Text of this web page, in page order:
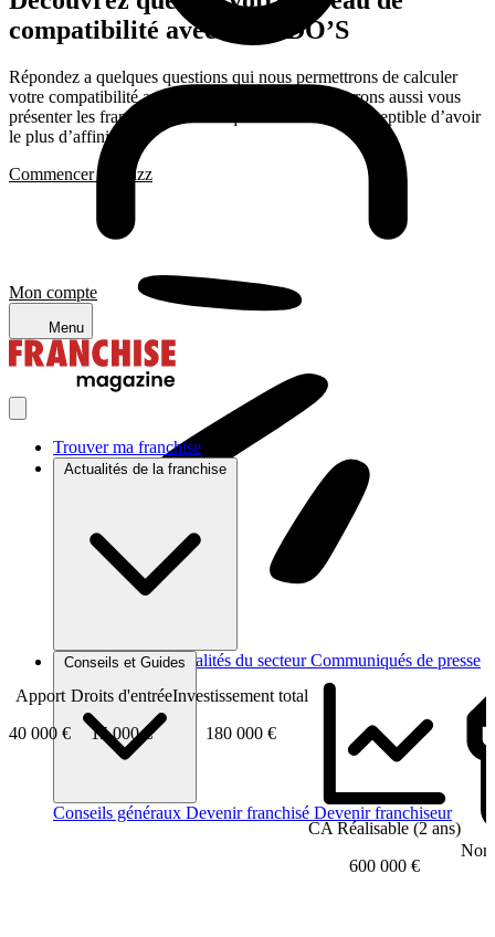
Mon compte
Menu
Trouver ma franchise
Actualités de la franchise
Brèves et actus Actualités du secteur Communiqués de presse
Conseils et Guides
Conseils généraux Devenir franchisé Devenir franchiseur
compatibilité avec MANDO’S
Répondez a quelques questions qui nous permettrons de calculer
votre compatibilité avec les franchises, Nous pourrons aussi vous
présenter les franchises avec lesquelles vous êtes susceptible d’avoir
le plus d’affinité
Commencer le quizz
Apport
40 000 €
Droits d'entrée
15 000 €
Investissement total
180 000 €
CA Réalisable (2 ans)
600 000 €